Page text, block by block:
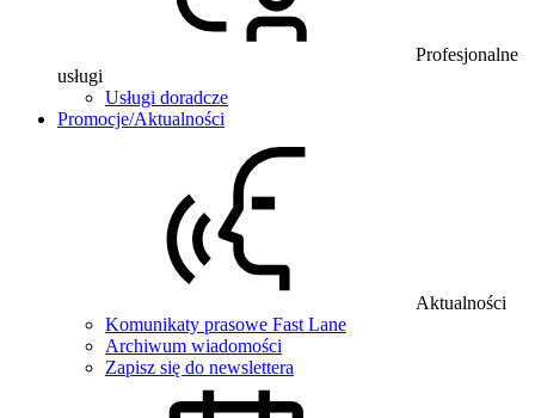
Profesjonalne
usługi
Usługi doradcze
Promocje/Aktualności
Aktualności
Komunikaty prasowe Fast Lane
Archiwum wiadomości
Zapisz się do newslettera